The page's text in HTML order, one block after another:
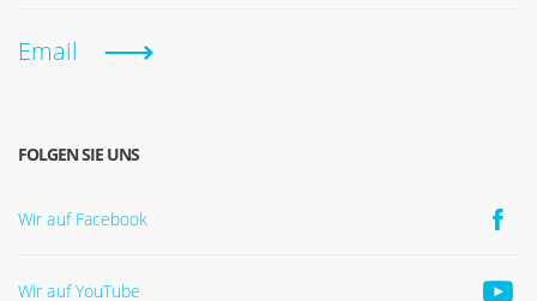
Email
FOLGEN SIE UNS
Wir auf Facebook
Wir auf YouTube